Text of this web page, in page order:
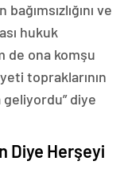
bağımsızlığını ve
hukuk
de ona komşu
topraklarının
geliyordu” diye
Diye Herşeyi